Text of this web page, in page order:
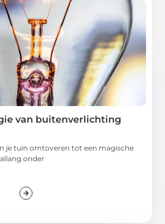
van buitenverlichting
je tuin omtoveren tot een magische
onder